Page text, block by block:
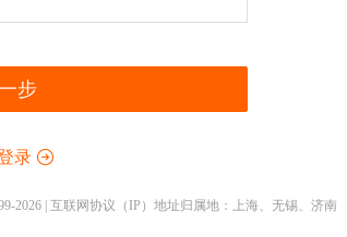
步
录
2026 | 互联网协议（IP）地址归属地：上海、无锡、济南